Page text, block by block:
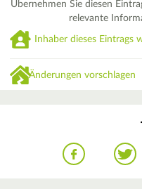
Übernehmen Sie diesen
relevante
Inhaber dieses Eintrags
Änderungen vorschlagen